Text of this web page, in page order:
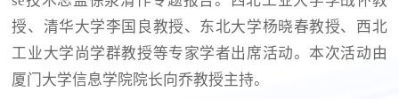
授、清华大学李国良教授、东北大学杨晓春教授、西北
工业大学尚学群教授等专家学者出席活动。本次活动由
厦门大学信息学院院长向乔教授主持。